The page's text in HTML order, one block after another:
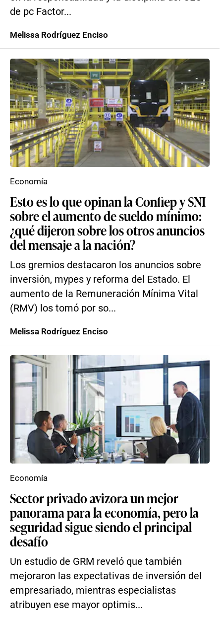
de pc Factor...
Melissa Rodríguez Enciso
Esto es lo que opinan la Confiep y SNI
sobre el aumento de sueldo mínimo:
¿qué dijeron sobre los otros anuncios
del mensaje a la nación?
Los gremios destacaron los anuncios sobre
inversión, mypes y reforma del Estado. El
aumento de la Remuneración Mínima Vital
(RMV) los tomó por so...
Economía
Melissa Rodríguez Enciso
Sector privado avizora un mejor
panorama para la economía, pero la
seguridad sigue siendo el principal
desafío
Un estudio de GRM reveló que también
mejoraron las expectativas de inversión del
empresariado, mientras especialistas
atribuyen ese mayor optimis...
Economía